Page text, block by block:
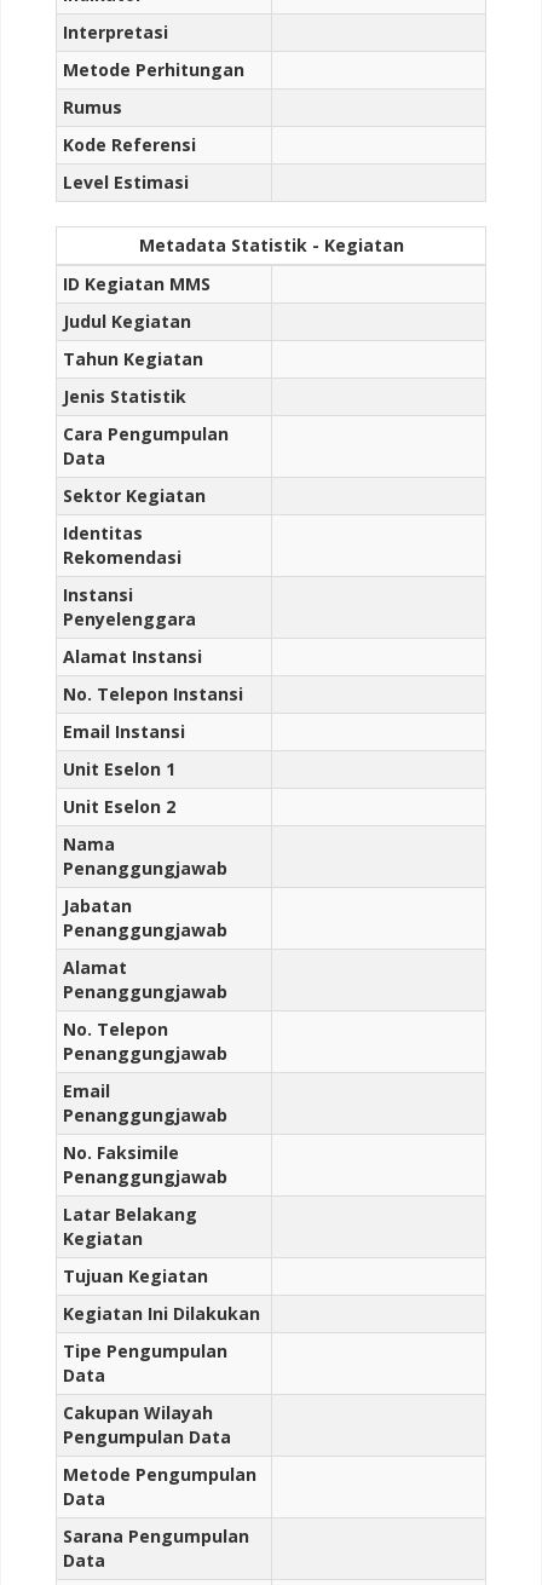
Interpretasi
Metode Perhitungan
Rumus
Kode Referensi
Level Estimasi
Metadata Statistik - Kegiatan
ID Kegiatan MMS
Judul Kegiatan
Tahun Kegiatan
Jenis Statistik
Cara Pengumpulan
Data
Sektor Kegiatan
Identitas
Rekomendasi
Instansi
Penyelenggara
Alamat Instansi
No. Telepon Instansi
Email Instansi
Unit Eselon 1
Unit Eselon 2
Nama
Penanggungjawab
Jabatan
Penanggungjawab
Alamat
Penanggungjawab
No. Telepon
Penanggungjawab
Email
Penanggungjawab
No. Faksimile
Penanggungjawab
Latar Belakang
Kegiatan
Tujuan Kegiatan
Kegiatan Ini Dilakukan
Tipe Pengumpulan
Data
Cakupan Wilayah
Pengumpulan Data
Metode Pengumpulan
Data
Sarana Pengumpulan
Data